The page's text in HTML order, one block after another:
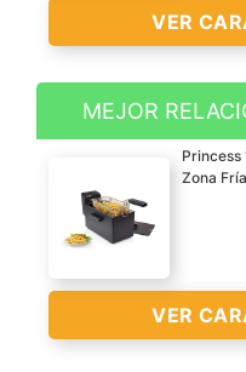
VER
Freidora
de acero inoxidable
tecnología de zona de
toque frío con
potencia de 2400 W
Sistema exclusivo del
MEJOR
Princess
Zona
VER